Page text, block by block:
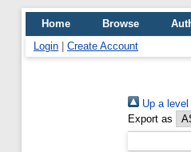
Home Browse
Login
Create Account
Up a level
Export as